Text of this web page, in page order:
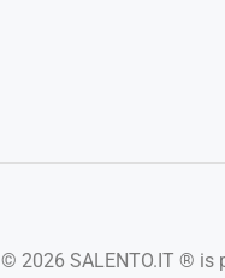
© 2026 SALENTO.IT ® is